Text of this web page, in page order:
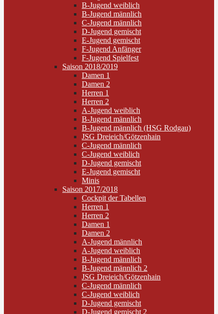
B-Jugend weiblich
B-Jugend männlich
C-Jugend männlich
D-Jugend gemischt
E-Jugend gemischt
F-Jugend Anfänger
F-Jugend Spielfest
Saison 2018/2019
Damen 1
Damen 2
Herren 1
Herren 2
A-Jugend weiblich
B-Jugend männlich
B-Jugend männlich (HSG Rodgau)
JSG Dreieich/Götzenhain
C-Jugend männlich
C-Jugend weiblich
D-Jugend gemischt
E-Jugend gemischt
Minis
Saison 2017/2018
Cockpit der Tabellen
Herren 1
Herren 2
Damen 1
Damen 2
A-Jugend männlich
A-Jugend weiblich
B-Jugend männlich
B-Jugend männlich 2
JSG Dreieich/Götzenhain
C-Jugend männlich
C-Jugend weiblich
D-Jugend gemischt
D-Jugend gemischt 2